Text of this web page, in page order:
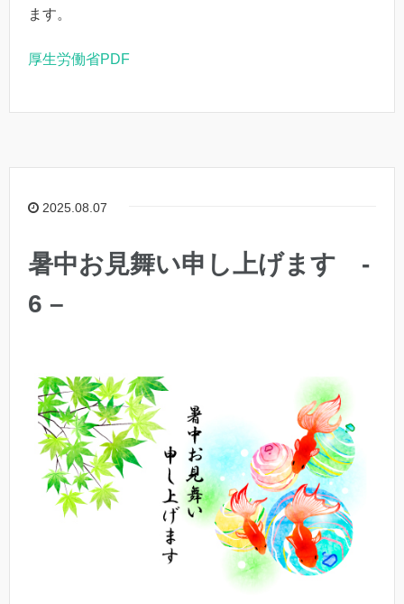
ます。
厚生労働省PDF
2025.08.07
暑中お見舞い申し上げます -
6 –